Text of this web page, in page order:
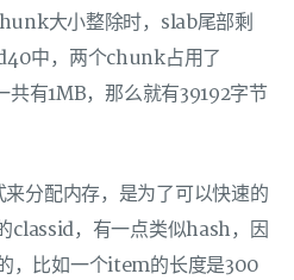
大小整除时，slab尾部剩
中，两个chunk占用了
有1MB，那么就有39192字节
分配内存，是为了可以快速的
classid，有一点类似hash，因
，比如一个item的长度是300